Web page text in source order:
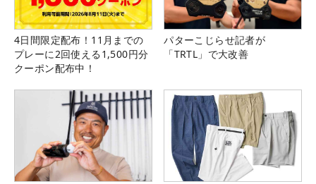
4日間限定配布！11月までの
プレーに2回使える1,500円分
クーポン配布中！
パターこじらせ記者が
「TRTL」で大改善